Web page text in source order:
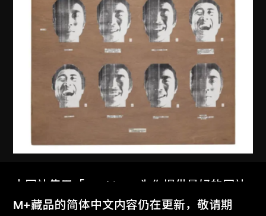
耿建翌
第一個八拍
本网站使用「Cookies」为你提供最好的网站
体验。
M+藏品的简体中文内容仍在更新，敬请期